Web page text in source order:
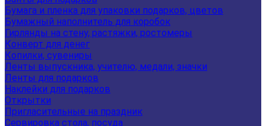
Бумага и пленка для упаковки подарков, цветов
Бумажный наполнитель для коробок
Гирлянды на стену, растяжки, ростомеры
Конверт для денег
Копилки, сувениры
Ленты выпускника, учителю, медали, значки
Ленты для подарков
Наклейки для подарков
Открытки
Пригласительные на праздник
Сервировка стола, посуда